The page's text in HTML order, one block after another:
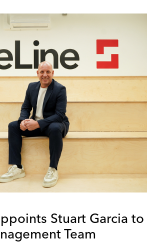
Stuart Garcia to
Team